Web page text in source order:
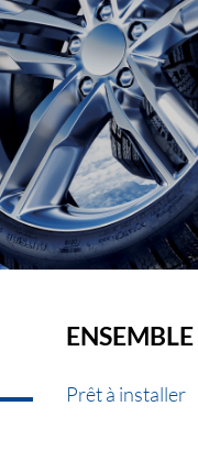
ENSEMBLE
Prêt à installer